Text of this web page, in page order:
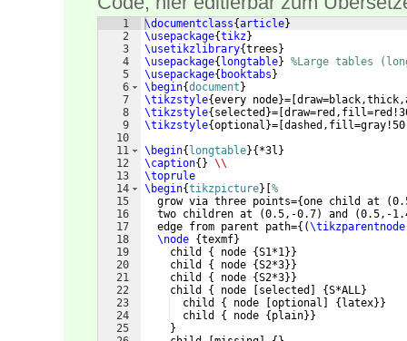
1
2
3
4
5
6
7
8
9
10
11
12
13
14
15
16
17
18
19
20
21
22
23
24
25
\documentclass{article}
\usepackage{tikz}
\usetikzlibrary{trees }
\usepackage{ longtable} %Large tables
\usepackage{ booktabs }
\begin{document }
\tikzstyle{every node}=
\tikzstyle{ selected }=
\tikzstyle{optional }= dashed,fill=gray!50
\begin{ longtable}{ *3l }
\caption{ } \\
\toprule
\begin{tikzpicture} %
  grow via three points=
{one child at (
  two children at
(0.5,-0.7) and (0.5,-
  edge from parent path=
{(\tikzparentnode
\node {texmf}
    child
{ node {S1*1}}
    child
{ node {S2*3}}
    child
{ node {S2*3}}
    child
{ node selected {S*ALL}
  child
{ node optional { latex}}
  child
{ node { plain}}
}